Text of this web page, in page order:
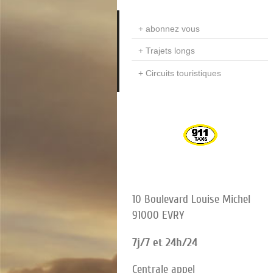
abonnez vous
Trajets longs
Circuits touristiques
10 Boulevard Louise Michel
91000 EVRY
7j/7 et 24h/24
Centrale appel